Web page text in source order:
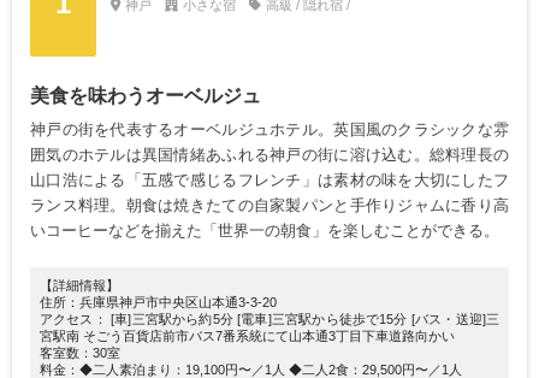
神戸 小さな宿 高級 / 隠れ宿 /
美食を味わうオーベルジュ
神戸の街を代表するオーベルジュホテル。英国風のクラシックな雰
囲気のホテルは異国情緒あふれる神戸の街に溶け込む。総料理長の
山口浩による「五感で感じるフレンチ」は素材の味を大切にしたフ
ランス料理。朝食は焼きたての自家製パンと手作りジャムに香り高
いコーヒーなどを揃えた「世界一の朝食」を楽しむことができる。
【詳細情報】
住所：兵庫県神戸市中央区山本通3-3-20
アクセス： [車]三宮駅から約5分 [電車]三宮駅から徒歩で15分 [バス・送迎]三
宮駅南 そごう百貨店前市バス7番系統にて山本通3丁目下車道路向かい
客室数：30室
料金：◆二人素泊まり：19,100円〜／1人 ◆二人2食：29,500円〜／1人